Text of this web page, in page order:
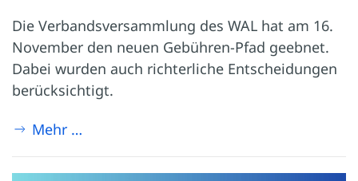
Die Verbandsversammlung des WAL hat am 16.
November den neuen Gebühren-Pfad geebnet.
Dabei wurden auch richterliche Entscheidungen
berücksichtigt.
Mehr …